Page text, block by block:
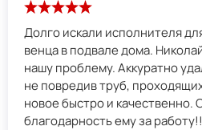
Долго искали исполнителя
венца в подвале дома. Николай Николаевич решил
нашу проблему. Аккуратно
не повредив труб,
новое быстро и качественно.
благодарность ему за